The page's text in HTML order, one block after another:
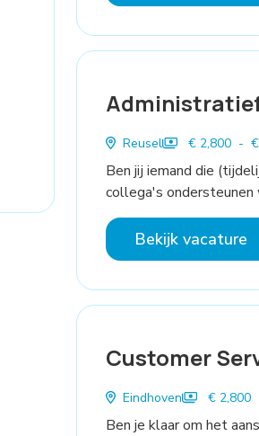
Reusel € 2,800 - €
Ben jij iemand die
collega's ondersteunen
Bekijk vacature
Customer
Eindhoven € 2,800
Ben je klaar om het